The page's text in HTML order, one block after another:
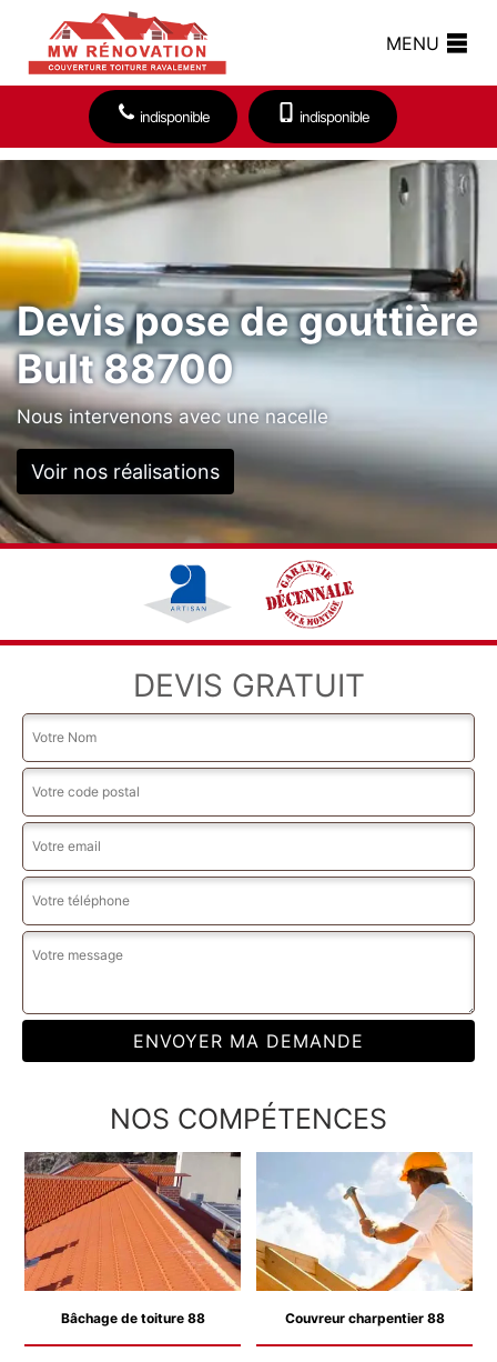
MENU
indisponible indisponible
Devis pose de gouttière
Bult 88700
Nous intervenons avec une nacelle
Voir nos réalisations
DEVIS GRATUIT
NOS COMPÉTENCES
Bâchage de toiture 88 Couvreur charpentier 88